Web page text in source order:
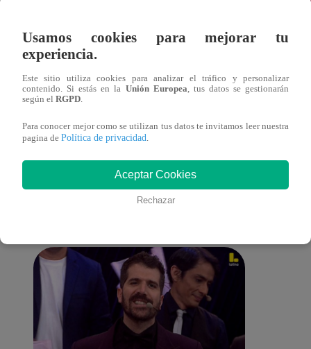
Yo Soy 30 de noviembre del 2018 –
También te puede
interesar
Usamos cookies para mejorar tu
experiencia.
Este sitio utiliza cookies para analizar el tráfico y personalizar
contenido. Si estás en la Unión Europea, tus datos se gestionarán
según el RGPD.
Para conocer mejor como se utilizan tus datos te invitamos leer nuestra
pagina de Política de privacidad.
Aceptar Cookies
Rechazar